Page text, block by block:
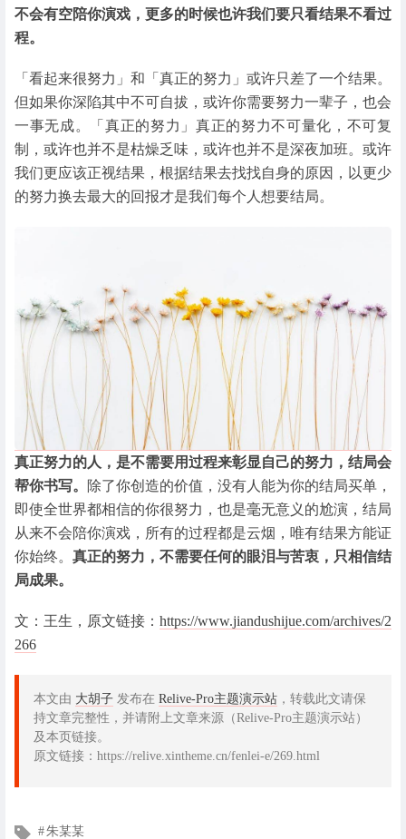
不会有空陪你演戏，更多的时候也许我们要只看结果不看过
程。
「看起来很努力」和「真正的努力」或许只差了一个结果。
但如果你深陷其中不可自拔，或许你需要努力一辈子，也会
一事无成。「真正的努力」真正的努力不可量化，不可复
制，或许也并不是枯燥乏味，或许也并不是深夜加班。或许
我们更应该正视结果，根据结果去找找自身的原因，以更少
的努力换去最大的回报才是我们每个人想要结局。
真正努力的人，是不需要用过程来彰显自己的努力，结局会
帮你书写。
除了你创造的价值，没有人能为你的结局买单，
即使全世界都相信的你很努力，也是毫无意义的尬演，结局
从来不会陪你演戏，所有的过程都是云烟，唯有结果方能证
你始终。 真正的努力，不需要任何的眼泪与苦衷，只相信结
局成果。
文：王生，原文链接： https://www.jiandushijue.com/archives/2
266
本文由 大胡子 发布在 Relive-Pro主题演示站 ，转载此文请保
持文章完整性，并请附上文章来源（Relive-Pro主题演示站）
及本页链接。
原文链接：https://relive.xintheme.cn/fenlei-e/269.html
文朱某某